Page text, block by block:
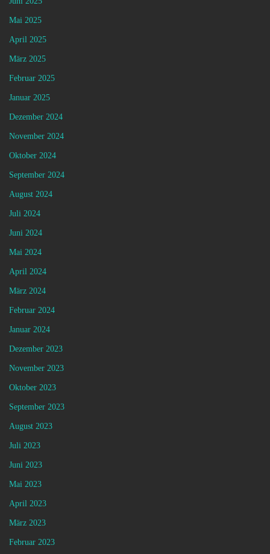
Mai 2025
April 2025
März 2025
Februar 2025
Januar 2025
Dezember 2024
November 2024
Oktober 2024
September 2024
August 2024
Juli 2024
Juni 2024
Mai 2024
April 2024
März 2024
Februar 2024
Januar 2024
Dezember 2023
November 2023
Oktober 2023
September 2023
August 2023
Juli 2023
Juni 2023
Mai 2023
April 2023
März 2023
Februar 2023